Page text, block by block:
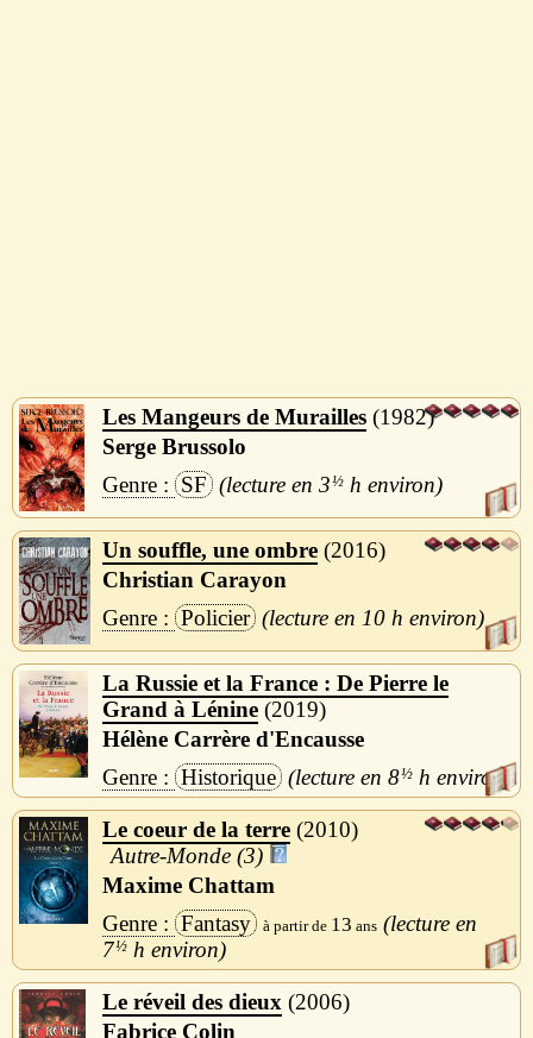
Les Mangeurs de Murailles 1982
Serge Brussolo
SF
3½ h
Un souffle, une ombre 2016
Christian Carayon
Policier
10 h
La Russie et la France : De Pierre le
Grand à Lénine 2019
Hélène Carrère d'Encausse
Historique
8½ h
Le coeur de la terre 2010
Autre-Monde (3)
Maxime Chattam
Fantasy
13
7½ h
Le réveil des dieux
2006
Fabrice Colin